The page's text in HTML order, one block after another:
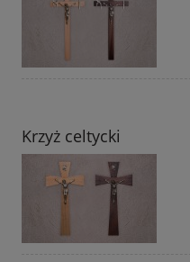
Krzyż celtycki